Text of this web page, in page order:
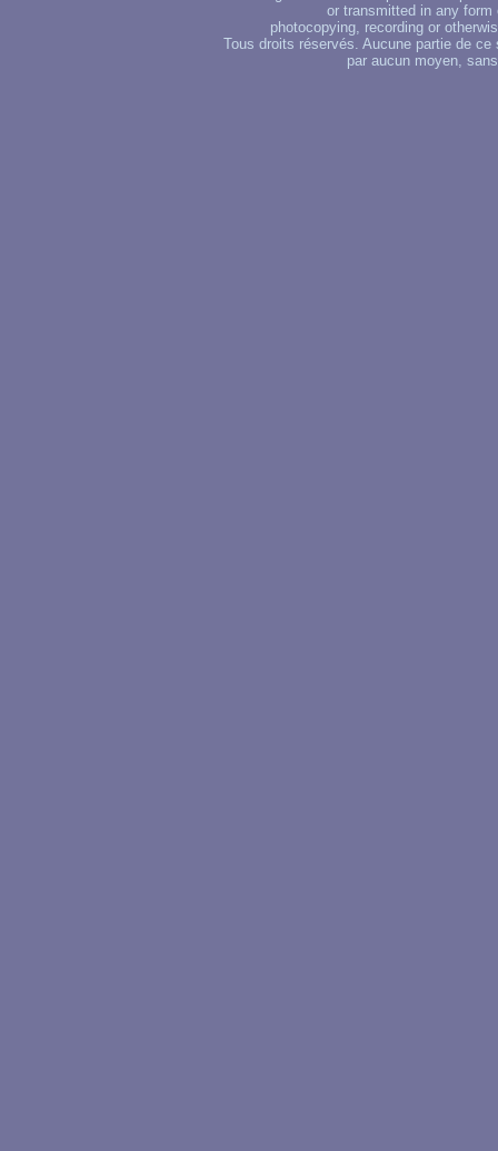
or transmitted in any
photocopying, recording or
Tous droits réservés. Aucune partie de
par aucun moyen,